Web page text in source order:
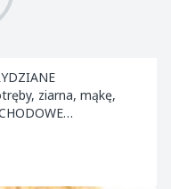
ziarna, mąkę,